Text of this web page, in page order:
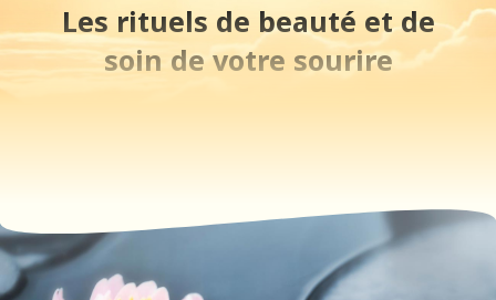
Les rituels de beauté et de
soin de votre sourire